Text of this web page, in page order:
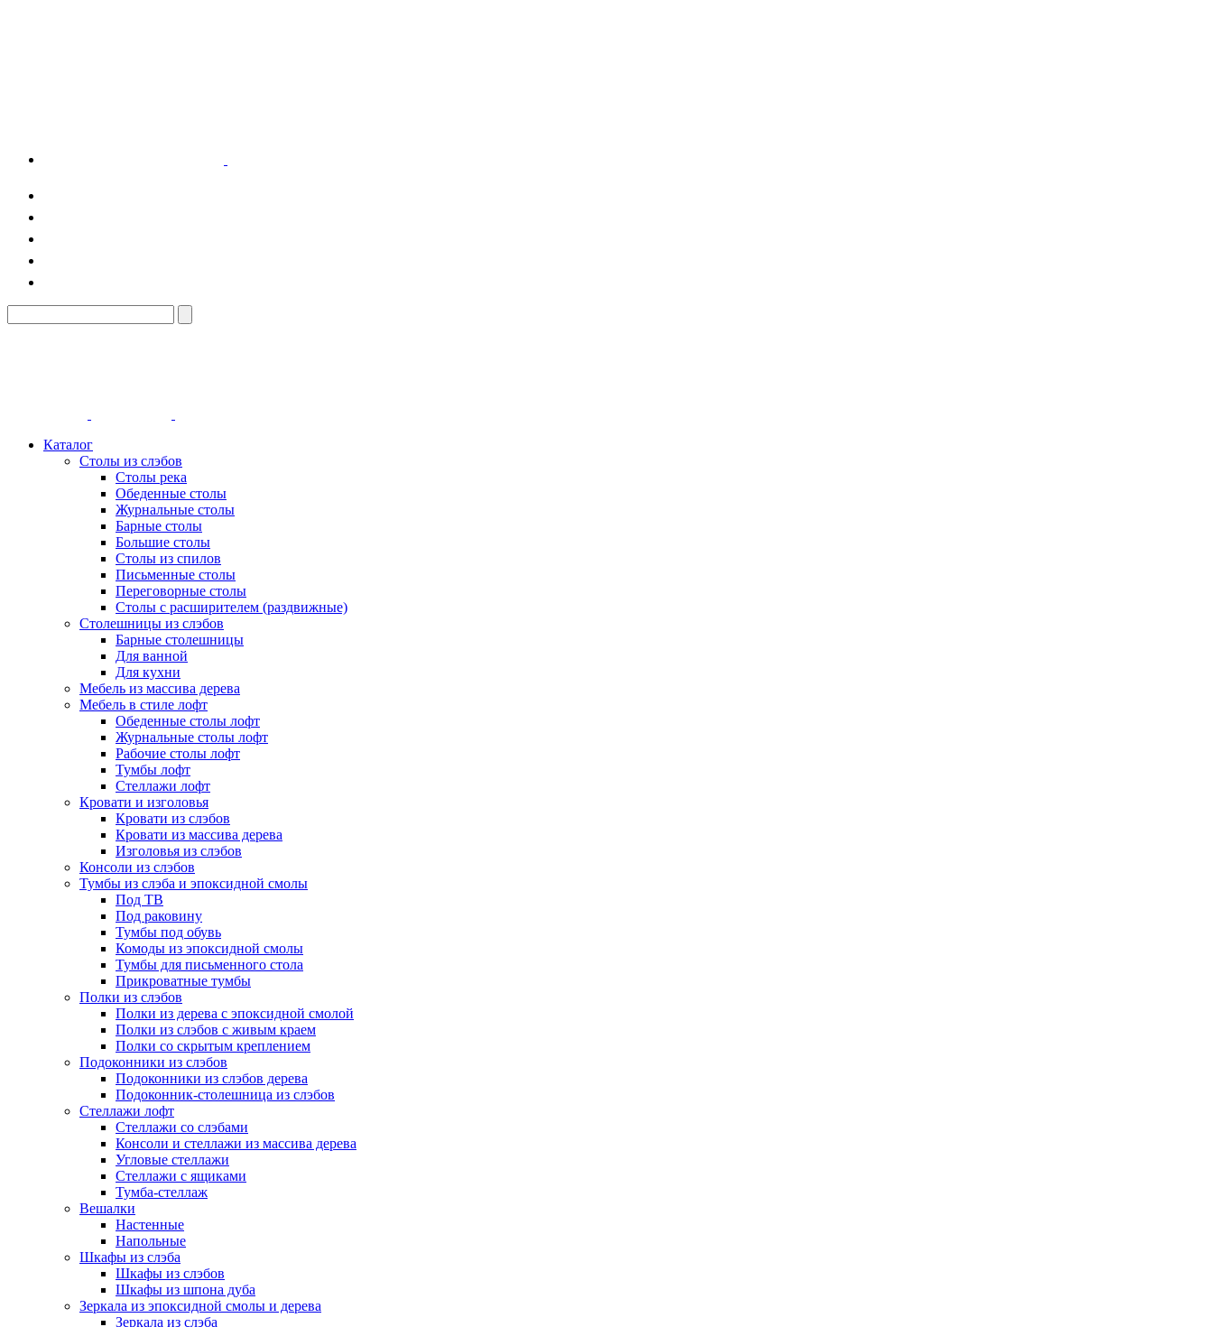
Каталог
Столы из слэбов
Столы река
Обеденные столы
Журнальные столы
Барные столы
Большие столы
Столы из спилов
Письменные столы
Переговорные столы
Столы с расширителем (раздвижные)
Столешницы из слэбов
Барные столешницы
Для ванной
Для кухни
Мебель из массива дерева
Мебель в стиле лофт
Обеденные столы лофт
Журнальные столы лофт
Рабочие столы лофт
Тумбы лофт
Стеллажи лофт
Кровати и изголовья
Кровати из слэбов
Кровати из массива дерева
Изголовья из слэбов
Консоли из слэбов
Тумбы из слэба и эпоксидной смолы
Под ТВ
Под раковину
Тумбы под обувь
Комоды из эпоксидной смолы
Тумбы для письменного стола
Прикроватные тумбы
Полки из слэбов
Полки из дерева с эпоксидной смолой
Полки из слэбов с живым краем
Полки со скрытым креплением
Подоконники из слэбов
Подоконники из слэбов дерева
Подоконник-столешница из слэбов
Стеллажи лофт
Стеллажи со слэбами
Консоли и стеллажи из массива дерева
Угловые стеллажи
Стеллажи с ящиками
Тумба-стеллаж
Вешалки
Настенные
Напольные
Шкафы из слэба
Шкафы из слэбов
Шкафы из шпона дуба
Зеркала из эпоксидной смолы и дерева
Зеркала из слэба